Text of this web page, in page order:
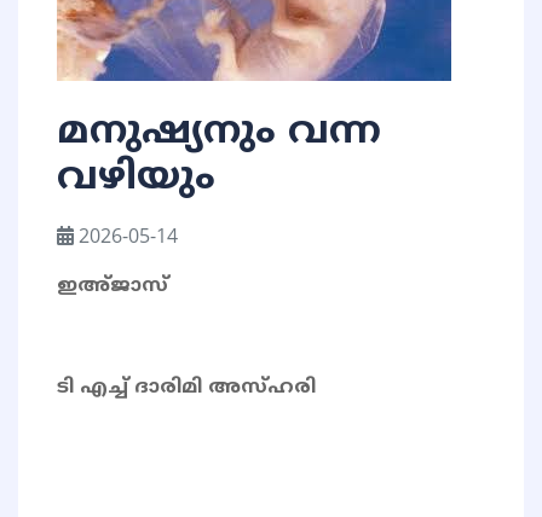
മനുഷ്യനും വന്ന
വഴിയും
2026-05-14
ഇഅ്ജാസ്
ടി എച്ച് ദാരിമി അസ്ഹരി